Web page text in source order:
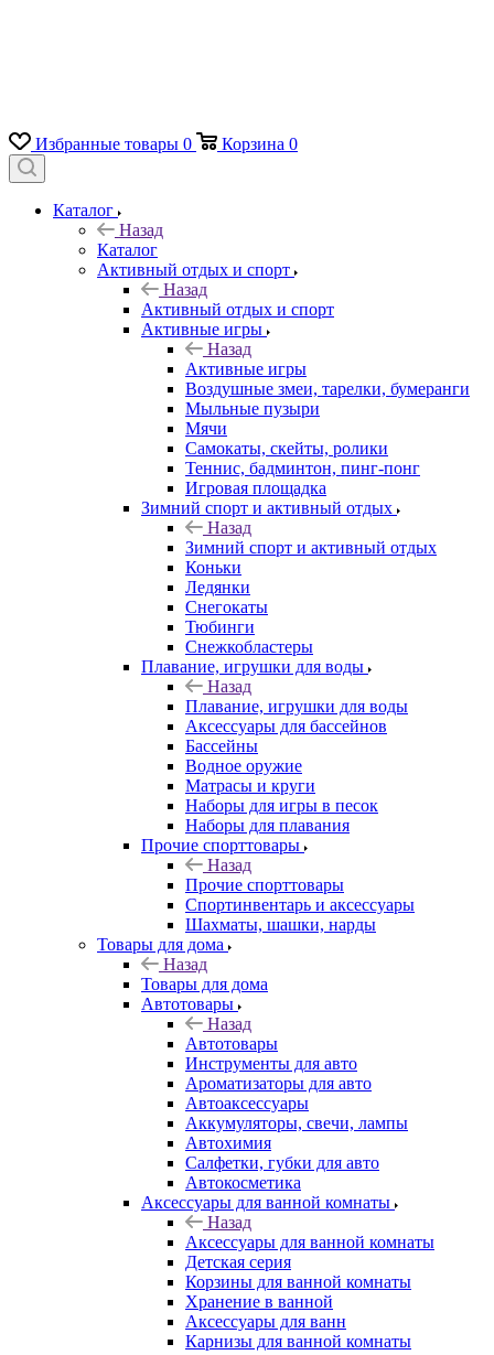
Избранные товары 0 Корзина 0
Каталог
Назад
Каталог
Активный отдых и спорт
Назад
Активный отдых и спорт
Активные игры
Назад
Активные игры
Воздушные змеи, тарелки, бумеранги
Мыльные пузыри
Мячи
Самокаты, скейты, ролики
Теннис, бадминтон, пинг-понг
Игровая площадка
Зимний спорт и активный отдых
Назад
Зимний спорт и активный отдых
Коньки
Ледянки
Снегокаты
Тюбинги
Снежкобластеры
Плавание, игрушки для воды
Назад
Плавание, игрушки для воды
Аксессуары для бассейнов
Бассейны
Водное оружие
Матрасы и круги
Наборы для игры в песок
Наборы для плавания
Прочие спорттовары
Назад
Прочие спорттовары
Спортинвентарь и аксессуары
Шахматы, шашки, нарды
Товары для дома
Назад
Товары для дома
Автотовары
Назад
Автотовары
Инструменты для авто
Ароматизаторы для авто
Автоаксессуары
Аккумуляторы, свечи, лампы
Автохимия
Салфетки, губки для авто
Автокосметика
Аксессуары для ванной комнаты
Назад
Аксессуары для ванной комнаты
Детская серия
Корзины для ванной комнаты
Хранение в ванной
Аксессуары для ванн
Карнизы для ванной комнаты